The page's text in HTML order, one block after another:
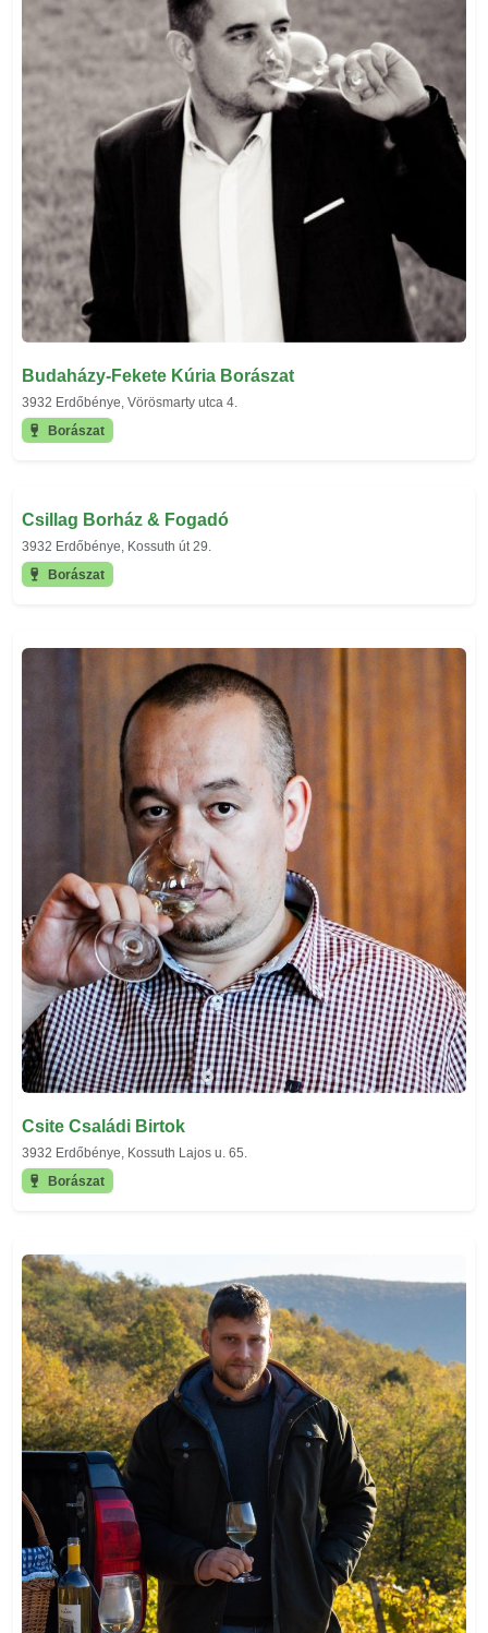
Budaházy-Fekete Kúria Borászat
3932 Erdőbénye, Vörösmarty utca 4.
Borászat
Csillag Borház & Fogadó
3932 Erdőbénye, Kossuth út 29.
Borászat
Csite Családi Birtok
3932 Erdőbénye, Kossuth Lajos u. 65.
Borászat